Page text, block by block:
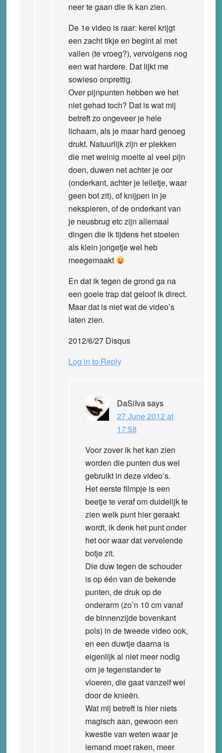
neer te gaan die ik kan zien.
De 1e video is raar: kerel krijgt
een zacht tikje en begint al met
vallen (te vroeg?), vervolgens nog
een wat hardere. Dat lijkt me
sowieso onprettig.
Over pijnpunten hebben we het
niet gehad toch? Dat is wat mij
betreft zo ongeveer je hele
lichaam, als je maar hard genoeg
drukt. Natuurlijk zijn er plekken
die met weinig moeite al veel pijn
doen, duwen net achter je oor
(onderkant, achter je lelletje, waar
geen bot zit), of knijpen in je
nekspieren, of de onderkant van
je neusbrug etc zijn allemaal
dingen die ik tijdens het stoeien
als klein jongetje wel heb
meegemaakt
En dat ik tegen de grond ga na
een goeie trap dat geloof ik direct.
Maar dat is niet wat de video’s
laten zien.
2012/6/27 Disqus
Log in to Reply
DaSiIvasays
27 June 2012 at
17:58
Voor zover ik het kan zien
worden die punten dus wel
gebruikt in deze video’s.
Het eerste filmpje is een
beetje te veraf om duidelijk te
zien welk punt hier geraakt
wordt, ik denk het punt onder
het oor waar dat vervelende
botje zit.
Die duw tegen de schouder
is op één van de bekende
punten, de druk op de
onderarm (zo’n 10 cm vanaf
de binnenzijde bovenkant
pols) in de tweede video ook,
en een duwtje daarna is
eigenlijk al niet meer nodig
om je tegenstander te
vloeren, die gaat vanzelf wel
door de knieën.
Wat mij betreft is hier niets
magisch aan, gewoon een
kwestie van weten waar je
iemand moet raken, meer